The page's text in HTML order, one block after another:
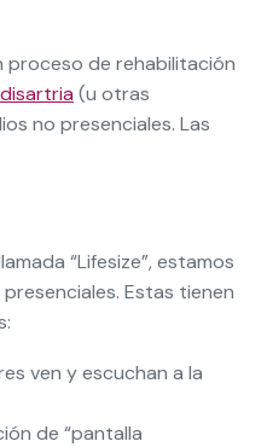
proceso de rehabilitación
disartria (u otras
no presenciales. Las
“Lifesize”, estamos
Estas tienen
ven y escuchan a la
de “pantalla